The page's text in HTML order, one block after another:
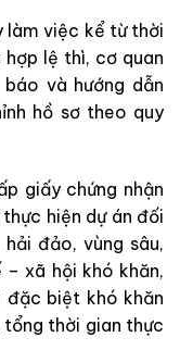
làm việc kể từ thời
lệ thì, cơ quan
và hướng dẫn
hồ sơ theo quy
giấy chứng nhận
hiện dự án đối
đảo, vùng sâu,
xã hội khó khăn,
đặc biệt khó khăn
thời gian thực